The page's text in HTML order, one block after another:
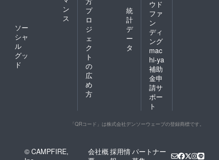
ン
ス
ソー
シャ
ル
グッ
ド
プ
ロ
ジ
ェ
ク
ト
の
広
め
方
統
計
デ
ー
タ
ウド
ファ
ン
ディ
ング
mac
hi-ya
補助
金申
請サ
ポー
ト
「QRコード」は株式会社デンソーウェーブの登録商標です。
© CAMPFIRE,
会社概採用情パートナー